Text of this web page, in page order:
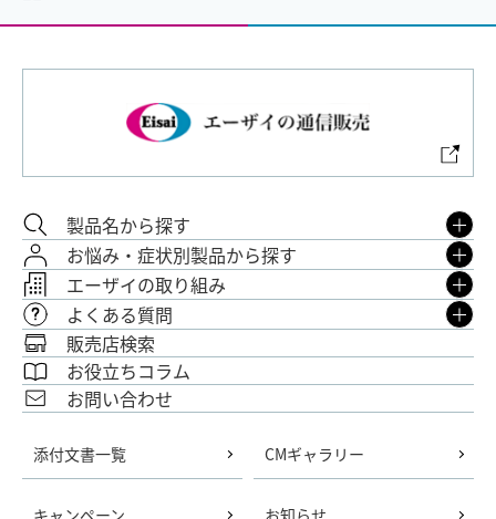
製品名から探す
お悩み・症状別製品から探す
エーザイの取り組み
よくある質問
販売店検索
お役立ちコラム
お問い合わせ
添付文書一覧 CMギャラリー